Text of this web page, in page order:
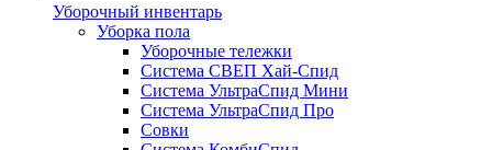
Уборочный инвентарь
Уборка пола
Уборочные тележки
Система СВЕП Хай-Спид
Система УльтраСпид Мини
Система УльтраСпид Про
Совки